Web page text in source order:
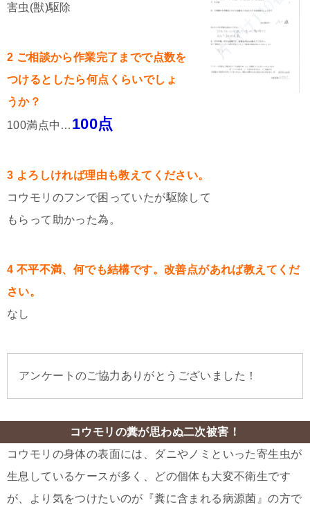
害虫(獣)駆除
2 ご相談から作業完了までで点数を
つけるとしたら何点くらいでしょ
うか？
100満点中… 100点
3 よろしければ理由も教えてください。
コウモリのフンで困っていたが駆除して
もらって助かった為。
4 不平不満、何でも結構です。改善点があれば教えてくだ
さい。
なし
アンケートのご協力ありがとうございました！
コウモリの糞が思わぬ二次被害！
コウモリの身体の表面には、ダニやノミといった寄生虫が
生息しているケースが多く、どの個体も大変不衛生です
が、より気をつけたいのが『糞に含まれる病源菌』の方で